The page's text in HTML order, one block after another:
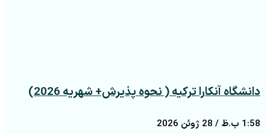
دانشگاه آنکارا ترکیه ( نحوه پذیرش+ شهریه 2026)
1:58 ب.ظ